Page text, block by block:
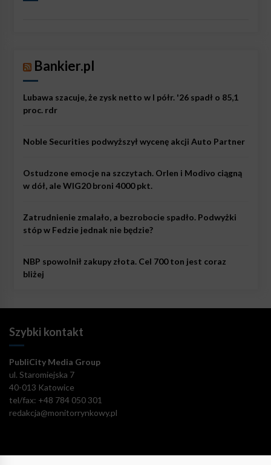
Bankier.pl
Lubawa szacuje, że zysk netto w I półr. '26 spadł o 85,1
proc. rdr
Noble Securities podwyższył wycenę akcji Auto Partner
Ostudzone emocje na szczytach. Orlen i Modivo ciągną
w dół, ale WIG20 broni 4000 pkt.
Zatrudnienie zmalało, a bezrobocie spadło. Podwyżki
stóp w Fedzie jednak nie będzie?
NBP spowolnił zakupy złota. Cel 700 ton jest coraz
bliżej
Szybki kontakt
PubliCity Media Group
ul. Staromiejska 7
40-013 Katowice
tel/fax: +48 784 050 301
redakcja@monitorrynkowy.pl